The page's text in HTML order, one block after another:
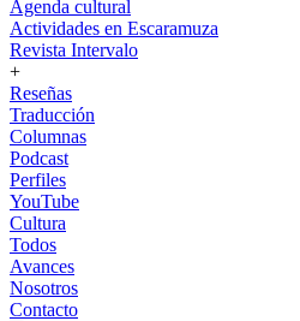
Agenda cultural
Actividades en Escaramuza
Revista Intervalo
+
Reseñas
Traducción
Columnas
Podcast
Perfiles
YouTube
Cultura
Todos
Avances
Nosotros
Contacto